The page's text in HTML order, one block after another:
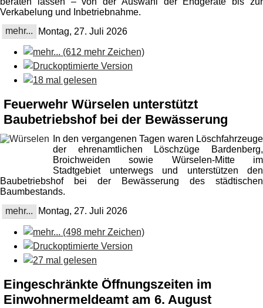
Verkabelung und Inbetriebnahme.
mehr...
Montag, 27. Juli 2026
Feuerwehr Würselen unterstützt
Baubetriebshof bei der Bewässerung
In den vergangenen Tagen waren Löschfahrzeuge
der ehrenamtlichen Löschzüge Bardenberg,
Broichweiden sowie Würselen-Mitte im
Stadtgebiet unterwegs und unterstützen den
Baubetriebshof bei der Bewässerung des städtischen
Baumbestands.
mehr...
Montag, 27. Juli 2026
Eingeschränkte Öffnungszeiten im
Einwohnermeldeamt am 6. August